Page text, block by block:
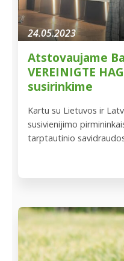
dešimtmečius.
labiau sustiprina
VH Lietuva misiją. Mes
finansinį stabilumą.
24.05.2023
Atstovaujame
VEREINIGTE
susirinkime
Kartu su Lietuvos ir
susivienijimo
tarptautinio savidraudos